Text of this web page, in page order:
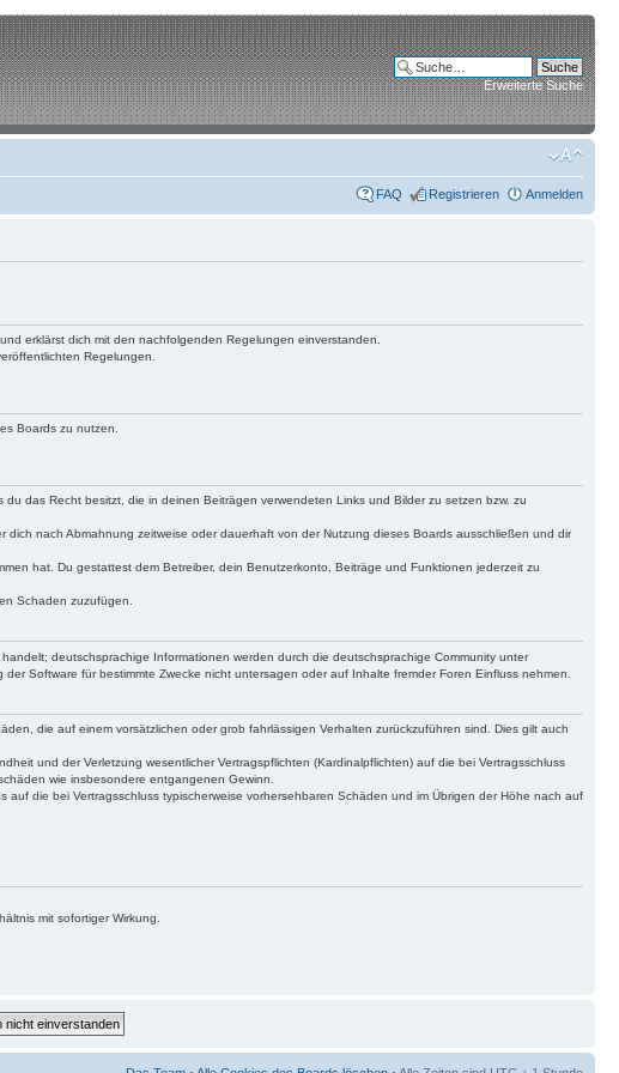
Erweiterte Suche
FAQ Registrieren Anmelden
erklärst dich mit den nachfolgenden Regelungen einverstanden.
Regelungen.
Boards zu nutzen.
das Recht besitzt, die in deinen Beiträgen verwendeten Links und Bilder zu setzen bzw. zu
nach Abmahnung zeitweise oder dauerhaft von der Nutzung dieses Boards ausschließen und dir
hat. Du gestattest dem Betreiber, dein Benutzerkonto, Beiträge und Funktionen jederzeit zu
Schaden zuzufügen.
deutschsprachige Informationen werden durch die deutschsprachige Community unter
Software für bestimmte Zwecke nicht untersagen oder auf Inhalte fremder Foren Einfluss nehmen.
die auf einem vorsätzlichen oder grob fahrlässigen Verhalten zurückzuführen sind. Dies gilt auch
und der Verletzung wesentlicher Vertragspflichten (Kardinalpflichten) auf die bei Vertragsschluss
wie insbesondere entgangenen Gewinn.
die bei Vertragsschluss typischerweise vorhersehbaren Schäden und im Übrigen der Höhe nach auf
mit sofortiger Wirkung.